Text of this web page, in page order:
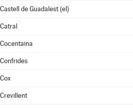
Castell de Guadalest (el)
Catral
Cocentaina
Confrides
Cox
Crevillent